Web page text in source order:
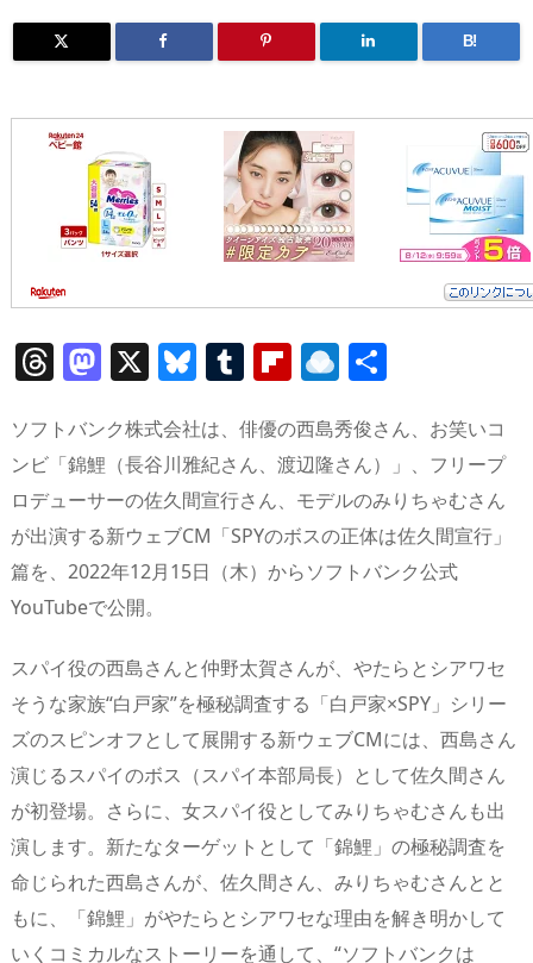
B!
T
re
a
d
s
M
st
o
d
o
n
X Bl
e
sk
y
T
m
bl
r
Fl
b
o
ar
d
R
n
d
ro
p.
io
ソフトバンク株式会社は、俳優の西島秀俊さん、お笑いコ
ンビ「錦鯉（長谷川雅紀さん、渡辺隆さん）」、フリープ
ロデューサーの佐久間宣行さん、モデルのみりちゃむさん
が出演する新ウェブCM「SPYのボスの正体は佐久間宣行」
篇を、2022年12月15日（木）からソフトバンク公式
YouTubeで公開。
スパイ役の西島さんと仲野太賀さんが、やたらとシアワセ
そうな家族“白戸家”を極秘調査する「白戸家×SPY」シリー
ズのスピンオフとして展開する新ウェブCMには、西島さん
演じるスパイのボス（スパイ本部局長）として佐久間さん
が初登場。さらに、女スパイ役としてみりちゃむさんも出
演します。新たなターゲットとして「錦鯉」の極秘調査を
命じられた西島さんが、佐久間さん、みりちゃむさんとと
もに、「錦鯉」がやたらとシアワセな理由を解き明かして
いくコミカルなストーリーを通して、“ソフトバンクは